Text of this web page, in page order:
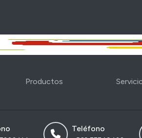
Productos
Teléfono